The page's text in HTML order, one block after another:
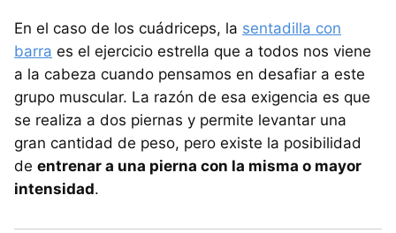
En el caso de los cuádriceps, la sentadilla con
barra es el ejercicio estrella que a todos nos viene
a la cabeza cuando pensamos en desafiar a este
grupo muscular. La razón de esa exigencia es que
se realiza a dos piernas y permite levantar una
gran cantidad de peso, pero existe la posibilidad
de entrenar a una pierna con la misma o mayor
intensidad.